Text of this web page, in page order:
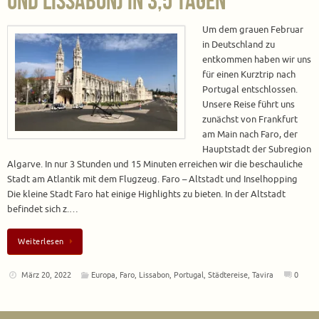
Um dem grauen Februar
in Deutschland zu
entkommen haben wir uns
für einen Kurztrip nach
Portugal entschlossen.
Unsere Reise führt uns
zunächst von Frankfurt
am Main nach Faro, der
Hauptstadt der Subregion
Algarve. In nur 3 Stunden und 15 Minuten erreichen wir die beschauliche
Stadt am Atlantik mit dem Flugzeug. Faro – Altstadt und Inselhopping
Die kleine Stadt Faro hat einige Highlights zu bieten. In der Altstadt
befindet sich z.…
Weiterlesen
März 20, 2022 Europa, Faro, Lissabon, Portugal,Städtereise,Tavira 0